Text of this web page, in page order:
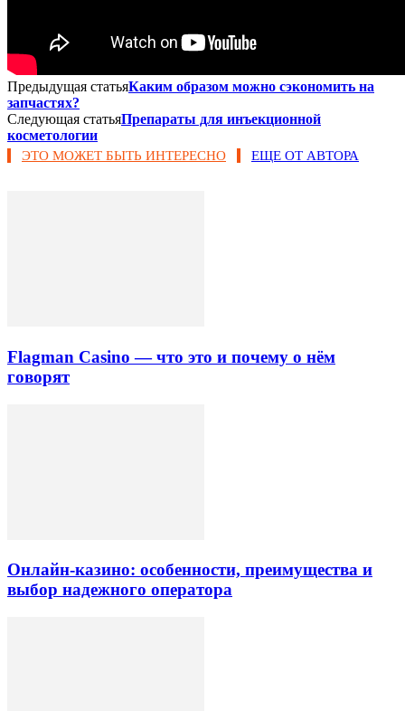
Предыдущая статьяКаким образом можно сэкономить на
запчастях?
Следующая статьяПрепараты для инъекционной
косметологии
ЭТО МОЖЕТ БЫТЬ ИНТЕРЕСНО ЕЩЕ ОТ АВТОРА
Flagman Casino — что это и почему о нём
говорят
Онлайн-казино: особенности, преимущества и
выбор надежного оператора